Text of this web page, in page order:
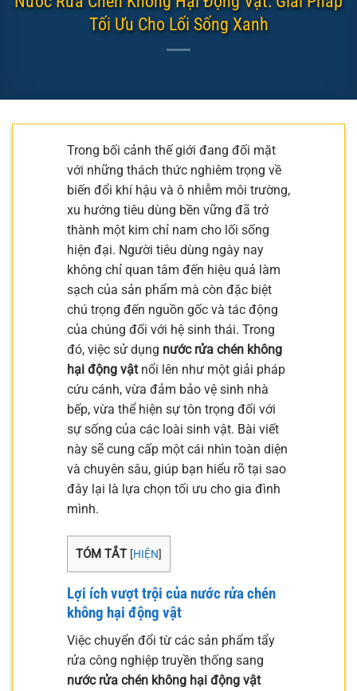
Tối Ưu Cho Lối Sống Xanh
Trong bối cảnh thế giới đang đối mặt
với những thách thức nghiêm trọng về
biến đổi khí hậu và ô nhiễm môi trường,
xu hướng tiêu dùng bền vững đã trở
thành một kim chỉ nam cho lối sống
hiện đại. Người tiêu dùng ngày nay
không chỉ quan tâm đến hiệu quả làm
sạch của sản phẩm mà còn đặc biệt
chú trọng đến nguồn gốc và tác động
của chúng đối với hệ sinh thái. Trong
đó, việc sử dụng nước rửa chén không
hại động vậtnổi lên như một giải pháp
cứu cánh, vừa đảm bảo vệ sinh nhà
bếp, vừa thể hiện sự tôn trọng đối với
sự sống của các loài sinh vật. Bài viết
này sẽ cung cấp một cái nhìn toàn diện
và chuyên sâu, giúp bạn hiểu rõ tại sao
đây lại là lựa chọn tối ưu cho gia đình
mình.
TÓM TẮT [HIỆN]
Lợi ích vượt trội của nước rửa chén
không hại động vật
Việc chuyển đổi từ các sản phẩm tẩy
rửa công nghiệp truyền thống sang
nước rửa chén không hại động vật